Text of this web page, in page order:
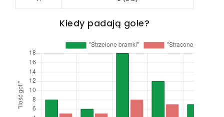
Kiedy padają gole?